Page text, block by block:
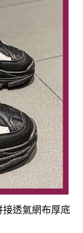
接透氣網布厚底